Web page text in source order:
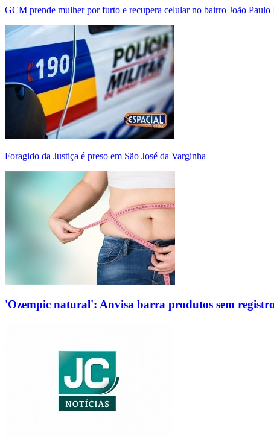
GCM prende mulher por furto e recupera celular no bairro João Paulo
Foragido da Justiça é preso em São José da Varginha
'Ozempic natural': Anvisa barra produtos sem